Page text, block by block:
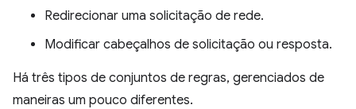
Redirecionar uma solicitação de rede.
Modificar cabeçalhos de solicitação ou resposta.
Há três tipos de conjuntos de regras, gerenciados de
maneiras um pouco diferentes.